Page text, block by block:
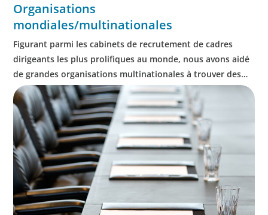
Organisations
mondiales/multinationales
Figurant parmi les cabinets de recrutement de cadres
dirigeants les plus prolifiques au monde, nous avons aidé
de grandes organisations multinationales à trouver des
leaders alliant capacité de transformation et adéquation
culturelle. Nous aidons nos clients à bâtir des équipes qui
apportent une perspective globale, une compréhension
locale et la vision stable nécessaires pour diriger avec
confiance.